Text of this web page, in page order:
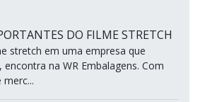
DO FILME STRETCH
stretch em uma empresa que
na WR Embalagens. Com